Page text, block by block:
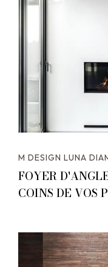
M DESIGN LUNA
FOYER
COINS DE VOS